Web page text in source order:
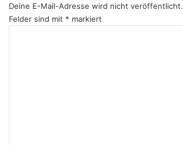
Deine E-Mail-Adresse wird nicht veröffentlicht.
Felder sind mit * markiert